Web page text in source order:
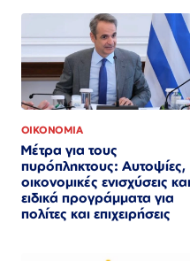
ΟΙΚΟΝΟΜΙΑ
Μέτρα για τους
πυρόπληκτους: Αυτοψίες,
οικονομικές ενισχύσεις και
ειδικά προγράμματα για
πολίτες και επιχειρήσεις